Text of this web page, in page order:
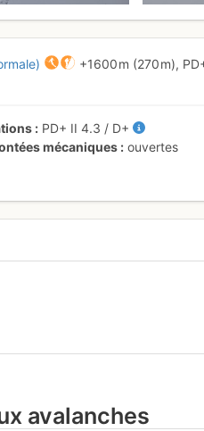
+1600 m (270 m),
PD+ II4.3 / D+
mécaniques
ouvertes
avalanches